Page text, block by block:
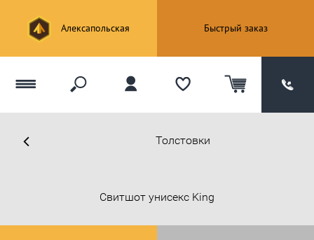
Алексапольская Быстрый заказ
Толстовки
Свитшот унисекс King